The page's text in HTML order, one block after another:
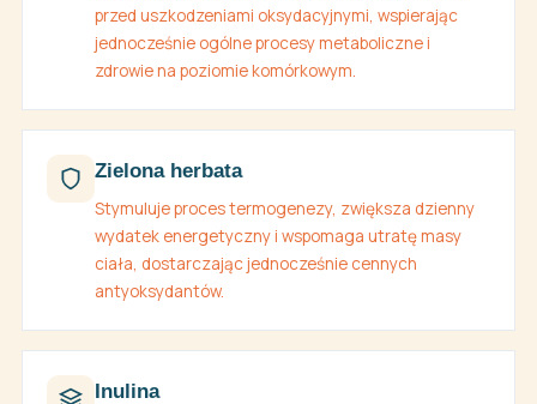
przed uszkodzeniami oksydacyjnymi, wspierając
jednocześnie ogólne procesy metaboliczne i
zdrowie na poziomie komórkowym.
Zielona herbata
Stymuluje proces termogenezy, zwiększa dzienny
wydatek energetyczny i wspomaga utratę masy
ciała, dostarczając jednocześnie cennych
antyoksydantów.
Inulina